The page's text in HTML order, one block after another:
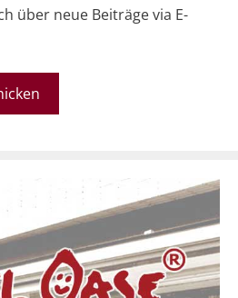
über neue Beiträge via E-